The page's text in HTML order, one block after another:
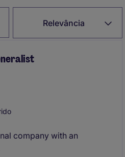
Relevância
company with an